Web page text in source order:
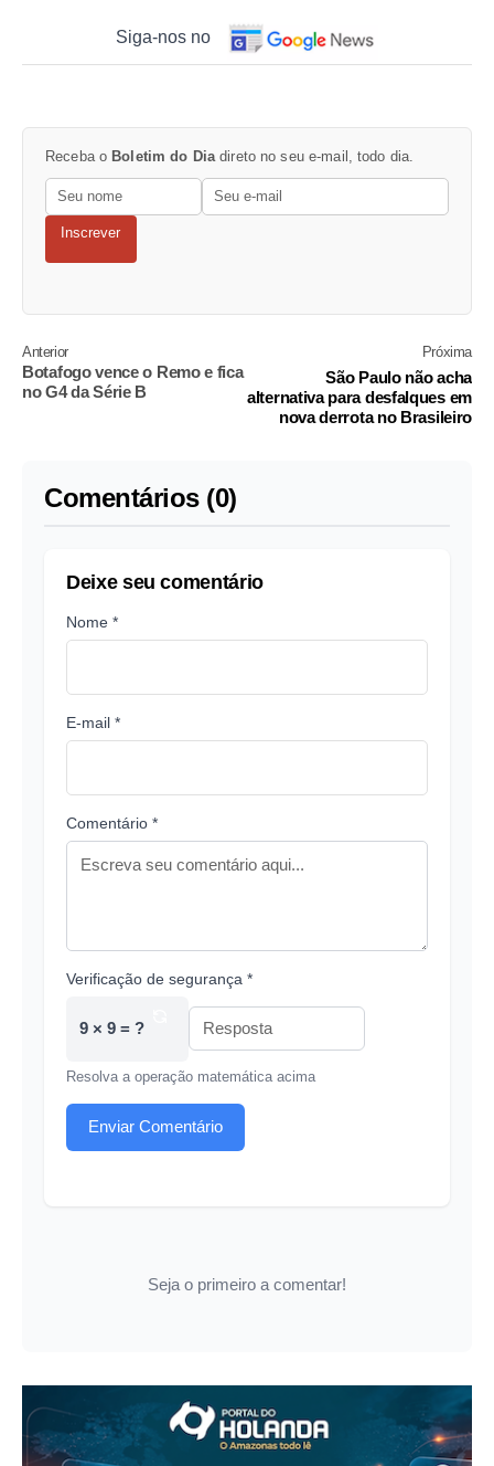
Siga-nos no
Receba o Boletim do Diadireto no seu e-mail, todo dia.
Inscrever
Anterior
Botafogo vence o Remo e fica
no G4 da Série B
Próxima
São Paulo não acha
alternativa para desfalques em
nova derrota no Brasileiro
Comentários (0)
Deixe seu comentário
Nome *
E-mail *
Comentário *
Verificação de segurança *
9 × 9 = ?
Resolva a operação matemática acima
Enviar Comentário
Seja o primeiro a comentar!